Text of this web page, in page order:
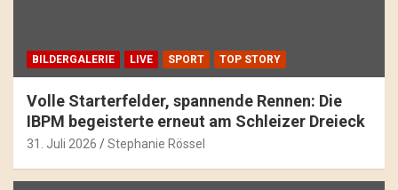
BILDERGALERIE LIVE SPORT TOP STORY
Volle Starterfelder, spannende Rennen: Die
IBPM begeisterte erneut am Schleizer Dreieck
31. Juli 2026 Stephanie Rössel